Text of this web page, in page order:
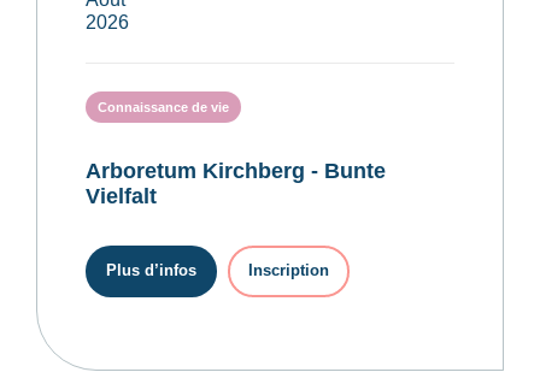
2026
Connaissance de vie
Arboretum Kirchberg - Bunte
Vielfalt
Plus d’infos Inscription